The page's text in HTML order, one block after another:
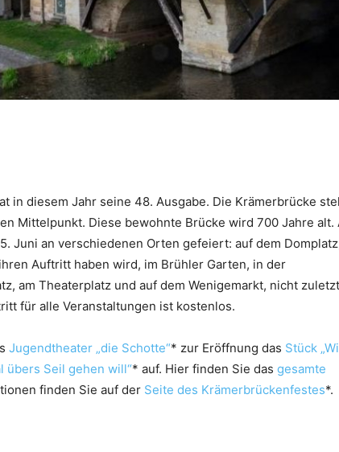
in diesem Jahr seine 48. Ausgabe. Die Krämerbrücke
Mittelpunkt. Diese bewohnte Brücke wird 700 Jahre alt.
Juni an verschiedenen Orten gefeiert: auf dem
Auftritt haben wird, im Brühler Garten, in der
am Theaterplatz und auf dem Wenigemarkt, nicht
für alle Veranstaltungen ist kostenlos.
Jugendtheater „die Schotte“* zur Eröffnung das Stück
übers Seil gehen will“* auf. Hier finden Sie das gesamte
finden Sie auf der Seite des Krämerbrückenfestes*.